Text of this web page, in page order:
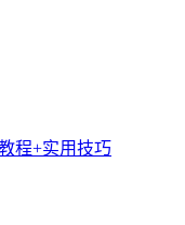
程+实用技巧